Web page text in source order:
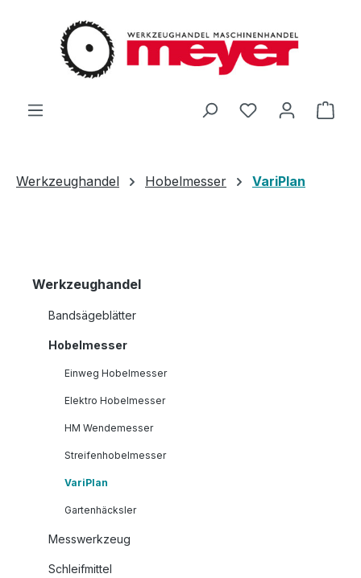
Zum Hauptinhalt springen
Du hast 0
Werkzeughandel Hobelmesser VariPlan
Werkzeughandel
Bandsägeblätter
Hobelmesser
Einweg Hobelmesser
Elektro Hobelmesser
HM Wendemesser
Streifenhobelmesser
VariPlan
Gartenhäcksler
Messwerkzeug
Schleifmittel